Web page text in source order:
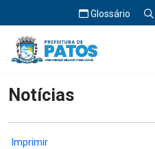
Glossário
Início Notícias
Notícias
Imprimir